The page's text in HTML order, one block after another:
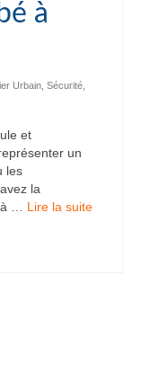
à
Urbain Sécurité
et
un
les
la
… Lire la suite­­